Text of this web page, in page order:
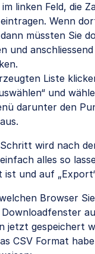
im linken Feld, die
Wenn
müssten Sie
und
Liste
und
darunter den
wird nach
alles so
ist und auf
Browser
jetzt gespeichert
CSV Format